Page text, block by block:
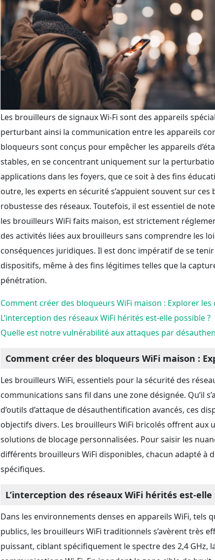
Les brouilleurs de signaux Wi-Fi sont des appareils
perturbant ainsi la communication entre les appareils
bloqueurs sont conçus pour empêcher les appareils
stables, en se concentrant uniquement sur la
applications dans les foyers, que ce soit à des fins
outre, les experts en sécurité s’appuient souvent sur
robustesse des réseaux. Toutefois, il est essentiel de
les brouilleurs WiFi faits maison, est strictement
des activités liées aux brouilleurs sans comprendre les
conséquences juridiques. Il est donc impératif de se
dispositifs, même à des fins légitimes telles que la
pénétration.
Comment créer des bloqueurs WiFi maison : Explorer
L’interception des réseaux WiFi hérités est-elle possible ?
Quelle est notre vulnérabilité aux attaques par
Comment créer des bloqueurs WiFi maison :
Les brouilleurs WiFi, essentiels pour la sécurité des
communications sans fil dans une zone désignée. Qu’il
d’outils d’attaque de désauthentification avancés, ces
objectifs divers. Les brouilleurs WiFi bricolés offrent aux
solutions de blocage personnalisées. Pour saisir les
différents brouilleurs WiFi disponibles, chacun adapté à
spécifiques.
L’interception des réseaux WiFi hérités est-elle
Dans les environnements denses en appareils WiFi, tels
publics, les brouilleurs WiFi traditionnels s’avèrent très
puissant, ciblant spécifiquement le spectre des 2,4 GHz,